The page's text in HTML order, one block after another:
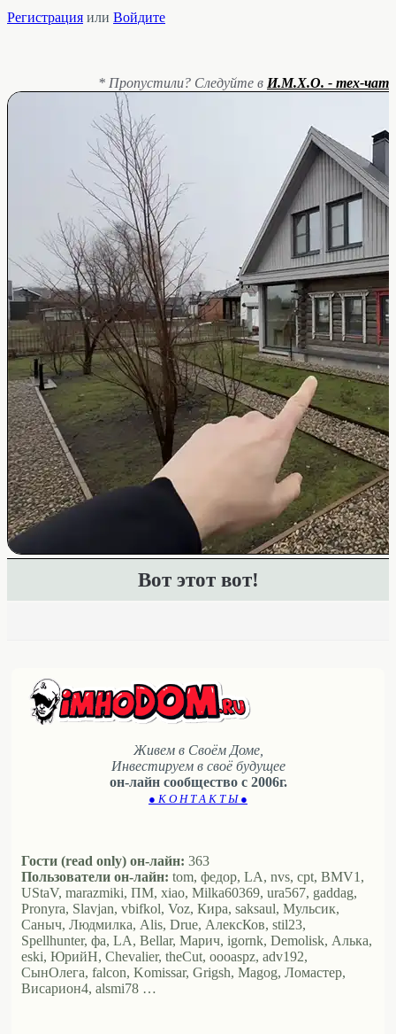
Регистрация или Войдите
* Пропустили? Следуйте в И.М.Х.О. - тех-чат
Вот этот вот!
Живем в Своём Доме,
Инвестируем в своё будущее
он-лайн сообщество с 2006г.
● К О Н Т А К Т Ы ●
Гости (read only) он-лайн: 363
Пользователи он-лайн: tom, федор, LA, nvs, cpt, BMV1,
UStaV, marazmiki, ПМ, xiao, Milka60369, ura567, gaddag,
Pronyra, Slavjan, vbifkol, Voz, Кира, saksaul, Мульсик,
Саныч, Людмилка, Alis, Drue, АлексКов, stil23,
Spellhunter, фа, LA, Bellar, Марич, igornk, Demolisk, Алька,
eski, ЮрийН, Chevalier, theCut, oooaspz, adv192,
СынОлега, falcon, Komissar, Grigsh, Magog, Ломастер,
Висариoн4, alsmi78 …